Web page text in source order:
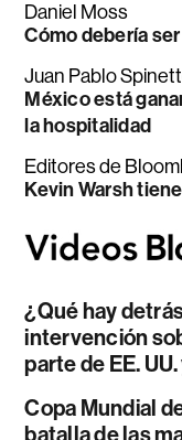
Daniel Moss
Cómo debería
Juan Pablo
México está
la hospitalidad
Editores de
Kevin Warsh
¿Qué hay
intervención
parte de EE.
Copa Mundial
batalla de las